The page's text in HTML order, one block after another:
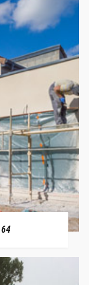
64